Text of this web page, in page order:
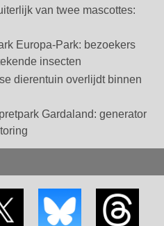
van twee mascottes:
Europa-Park: bezoekers
insecten
dierentuin overlijdt binnen
Gardaland: generator